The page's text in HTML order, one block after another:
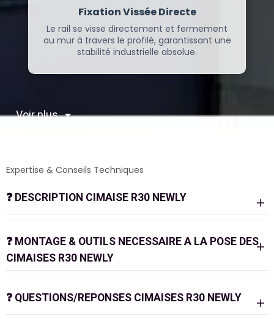
Fixation Vissée Directe
Le rail se visse directement et fermement
au mur à travers le profilé, garantissant une
stabilité industrielle absolue.
Voir plus
Expertise & Conseils Techniques
❓ DESCRIPTION CIMAISE R30 NEWLY
lourds
Lacimaise R30 de la marque Newly
grand format. Conçu en aluminium extrudé de haute
❓ MONTAGE & OUTILS NECESSAIRE A LA POSE DES
CIMAISES R30 NEWLY
❓ QUESTIONS/REPONSES CIMAISES R30 NEWLY